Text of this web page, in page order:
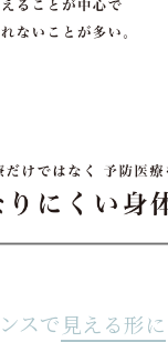
スで見える形に